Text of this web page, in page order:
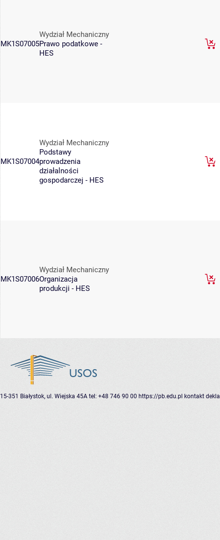
MK1S07005
Wydział Mechaniczny
Prawo podatkowe -
HES
MK1S07004
Wydział Mechaniczny
Podstawy
prowadzenia
działalności
gospodarczej - HES
MK1S07006
Wydział Mechaniczny
Organizacja
produkcji - HES
15-351 Białystok, ul. Wiejska 45A tel: +48 746 90 00 https://pb.edu.pl kontakt